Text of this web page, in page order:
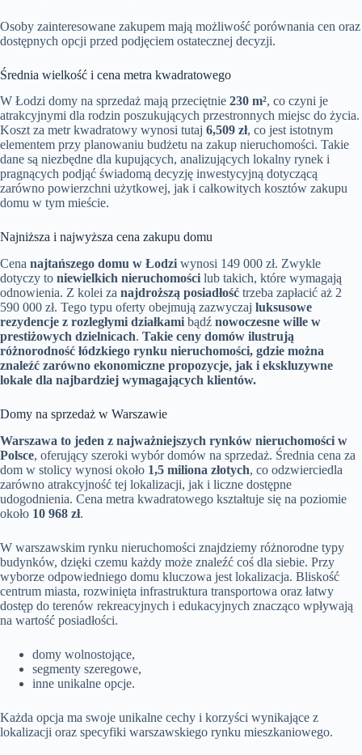
Osoby zainteresowane zakupem mają możliwość porównania cen oraz
dostępnych opcji przed podjęciem ostatecznej decyzji.
Średnia wielkość i cena metra kwadratowego
W Łodzi domy na sprzedaż mają przeciętnie 230 m², co czyni je
atrakcyjnymi dla rodzin poszukujących przestronnych miejsc do życia.
Koszt za metr kwadratowy wynosi tutaj 6,509 zł, co jest istotnym
elementem przy planowaniu budżetu na zakup nieruchomości. Takie
dane są niezbędne dla kupujących, analizujących lokalny rynek i
pragnących podjąć świadomą decyzję inwestycyjną dotyczącą
zarówno powierzchni użytkowej, jak i całkowitych kosztów zakupu
domu w tym mieście.
Najniższa i najwyższa cena zakupu domu
Cena najtańszego domu w Łodzi wynosi 149 000 zł. Zwykle
dotyczy to niewielkich nieruchomości lub takich, które wymagają
odnowienia. Z kolei za najdroższą posiadłość trzeba zapłacić aż 2
590 000 zł. Tego typu oferty obejmują zazwyczaj luksusowe
rezydencje z rozległymi działkami bądź nowoczesne wille w
prestiżowych dzielnicach. Takie ceny domów ilustrują
różnorodność łódzkiego rynku nieruchomości, gdzie można
znaleźć zarówno ekonomiczne propozycje, jak i ekskluzywne
lokale dla najbardziej wymagających klientów.
Domy na sprzedaż w Warszawie
Warszawa to jeden z najważniejszych rynków nieruchomości w
Polsce, oferujący szeroki wybór domów na sprzedaż. Średnia cena za
dom w stolicy wynosi około 1,5 miliona złotych, co odzwierciedla
zarówno atrakcyjność tej lokalizacji, jak i liczne dostępne
udogodnienia. Cena metra kwadratowego kształtuje się na poziomie
około 10 968 zł.
W warszawskim rynku nieruchomości znajdziemy różnorodne typy
budynków, dzięki czemu każdy może znaleźć coś dla siebie. Przy
wyborze odpowiedniego domu kluczowa jest lokalizacja. Bliskość
centrum miasta, rozwinięta infrastruktura transportowa oraz łatwy
dostęp do terenów rekreacyjnych i edukacyjnych znacząco wpływają
na wartość posiadłości.
domy wolnostojące,
segmenty szeregowe,
inne unikalne opcje.
Każda opcja ma swoje unikalne cechy i korzyści wynikające z
lokalizacji oraz specyfiki warszawskiego rynku mieszkaniowego.